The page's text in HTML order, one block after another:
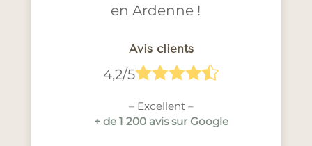
en Ardenne !
Avis clients
4,2/5
– Excellent –
+ de 1 200 avis sur Google